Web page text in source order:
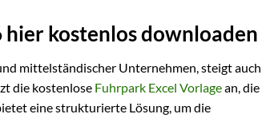
kostenlos downloaden
mittelständischer Unternehmen, steigt
die kostenlose Fuhrpark Excel Vorlagean,
eine strukturierte Lösung, um die